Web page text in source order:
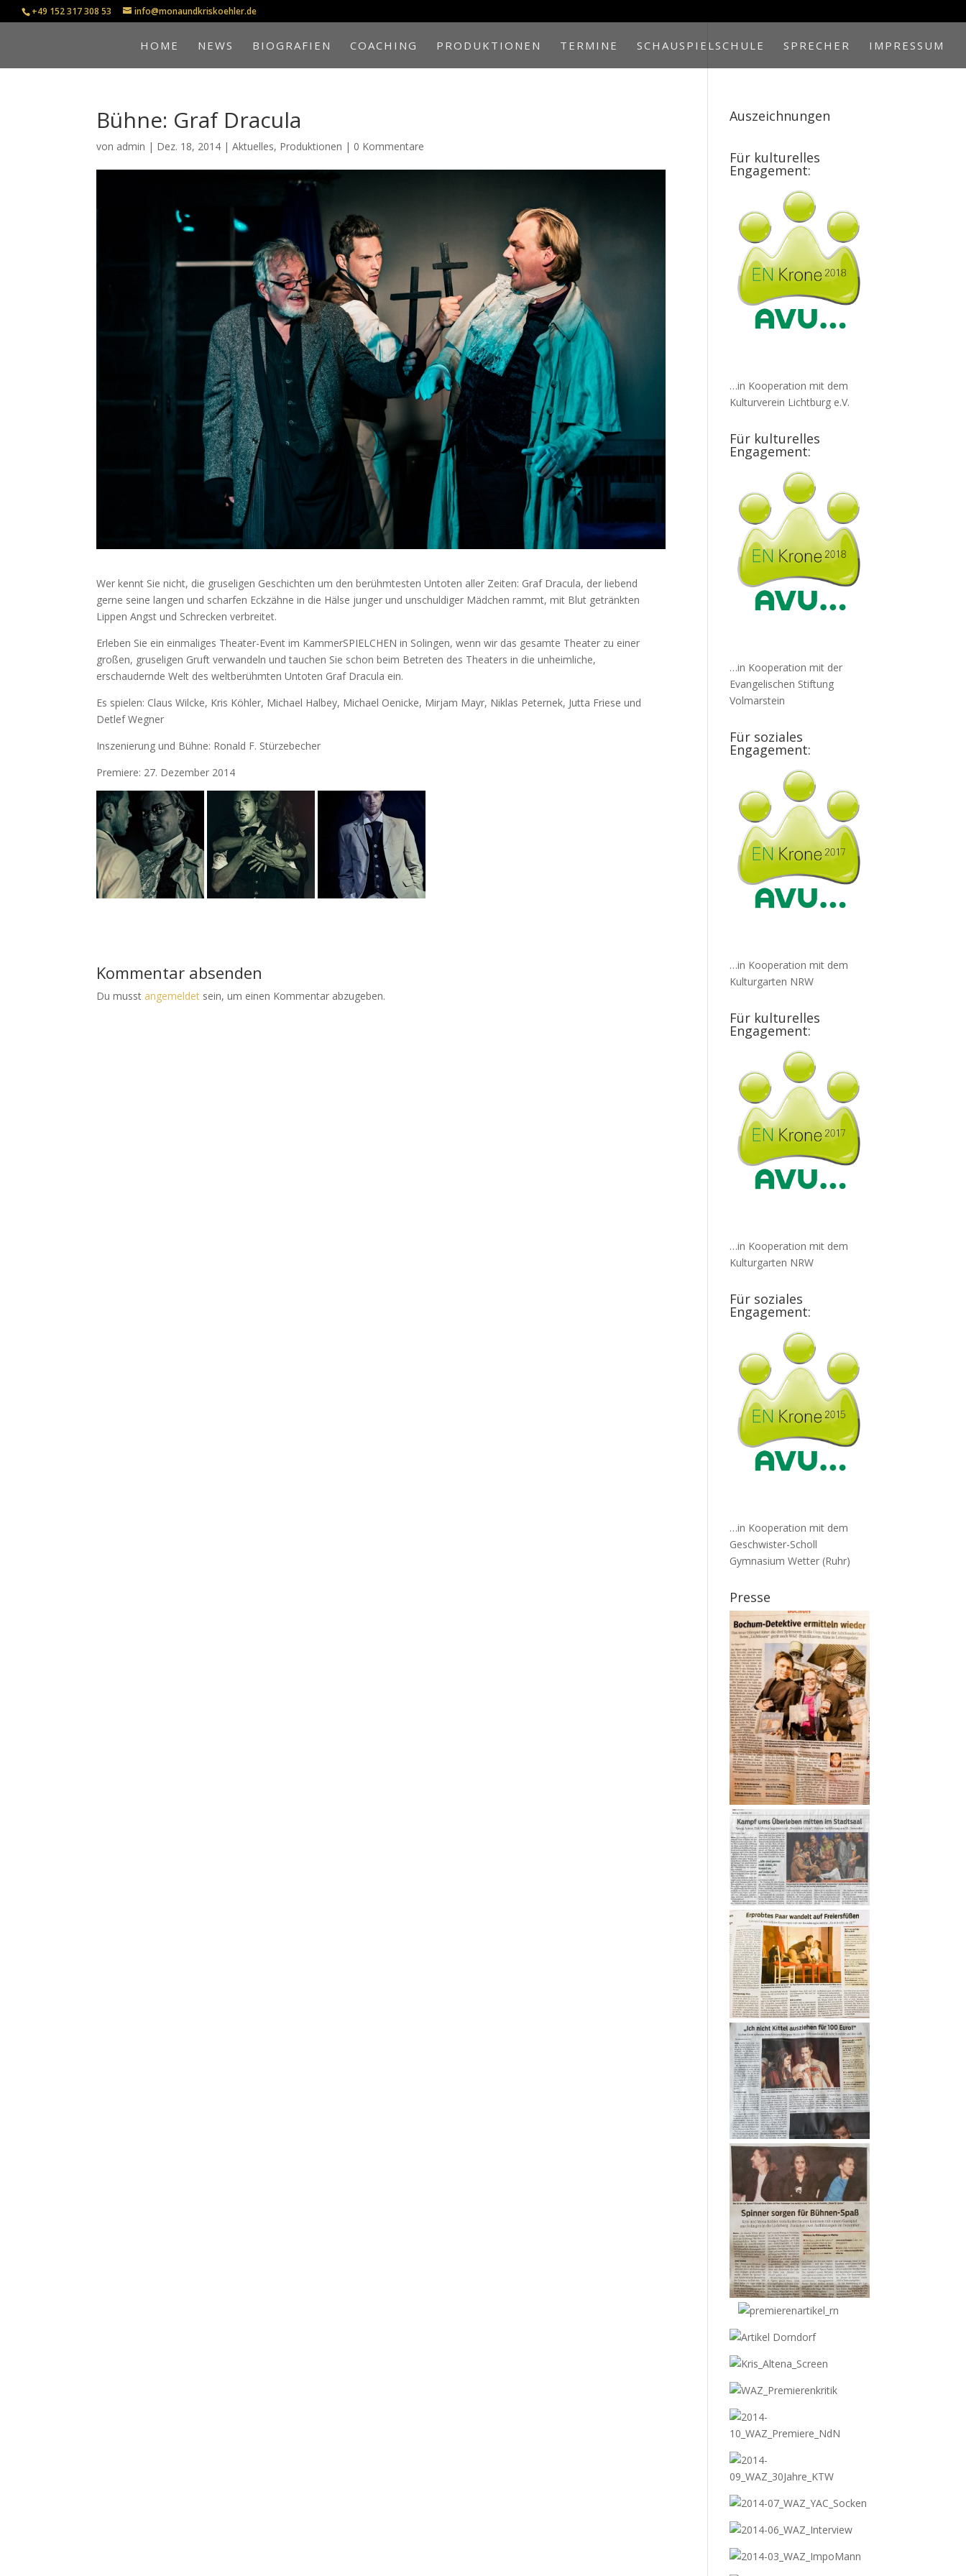
+49 152 317 308 53 info@monaundkriskoehler.de
HOME NEWS BIOGRAFIEN COACHING PRODUKTIONEN TERMINE SCHAUSPIELSCHULE SPRECHER IMPRESSUM
Bühne: Graf Dracula
von admin | Dez. 18, 2014 |Aktuelles, Produktionen | 0 Kommentare
Wer kennt Sie nicht, die gruseligen Geschichten um den berühmtesten Untoten aller Zeiten: Graf Dracula, der liebend
gerne seine langen und scharfen Eckzähne in die Hälse junger und unschuldiger Mädchen rammt, mit Blut getränkten
Lippen Angst und Schrecken verbreitet.
Erleben Sie ein einmaliges Theater-Event im KammerSPIELCHEN in Solingen, wenn wir das gesamte Theater zu einer
großen, gruseligen Gruft verwandeln und tauchen Sie schon beim Betreten des Theaters in die unheimliche,
erschaudernde Welt des weltberühmten Untoten Graf Dracula ein.
Es spielen: Claus Wilcke, Kris Köhler, Michael Halbey, Michael Oenicke, Mirjam Mayr, Niklas Peternek, Jutta Friese und
Detlef Wegner
Inszenierung und Bühne: Ronald F. Stürzebecher
Premiere: 27. Dezember 2014
Kommentar absenden
Du musst angemeldet sein, um einen Kommentar abzugeben.
Auszeichnungen
Für kulturelles
Engagement:
…in Kooperation mit dem
Kulturverein Lichtburg e.V.
Für kulturelles
Engagement:
…in Kooperation mit der
Evangelischen Stiftung
Volmarstein
Für soziales
Engagement:
…in Kooperation mit dem
Kulturgarten NRW
Für kulturelles
Engagement:
…in Kooperation mit dem
Kulturgarten NRW
Für soziales
Engagement:
…in Kooperation mit dem
Geschwister-Scholl
Gymnasium Wetter (Ruhr)
Presse